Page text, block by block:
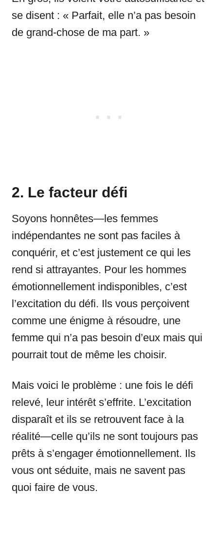
se disent : « Parfait, elle n’a pas besoin
de grand-chose de ma part. »
2. Le facteur défi
Soyons honnêtes—les femmes
indépendantes ne sont pas faciles à
conquérir, et c’est justement ce qui les
rend si attrayantes. Pour les hommes
émotionnellement indisponibles, c’est
l’excitation du défi. Ils vous perçoivent
comme une énigme à résoudre, une
femme qui n’a pas besoin d’eux mais qui
pourrait tout de même les choisir.
Mais voici le problème : une fois le défi
relevé, leur intérêt s’effrite. L’excitation
disparaît et ils se retrouvent face à la
réalité—celle qu’ils ne sont toujours pas
prêts à s’engager émotionnellement. Ils
vous ont séduite, mais ne savent pas
quoi faire de vous.